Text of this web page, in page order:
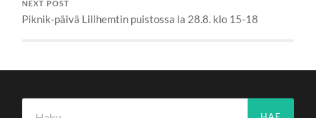
NEXT POST
Piknik-päivä Lillhemtin puistossa la 28.8. klo 15-18